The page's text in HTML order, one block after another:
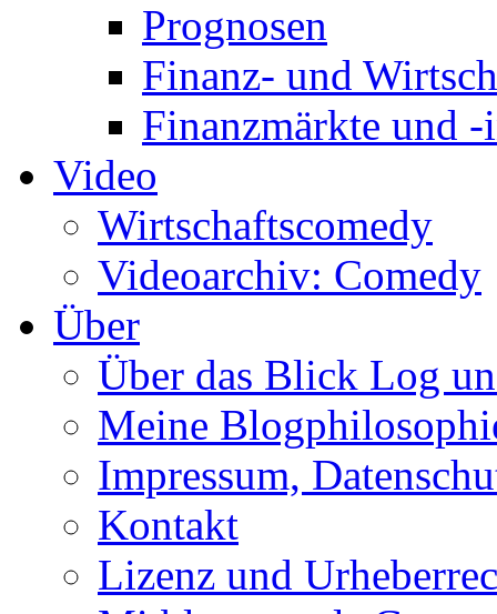
Prognosen
Finanz- und
Finanzmärkte und
Video
Wirtschaftscomedy
Videoarchiv: Comedy
Über
Über das Blick Log
Meine
Impressum,
Kontakt
Lizenz und